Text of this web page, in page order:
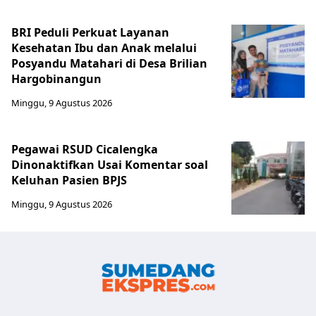
BRI Peduli Perkuat Layanan
Kesehatan Ibu dan Anak melalui
Posyandu Matahari di Desa Brilian
Hargobinangun
Minggu, 9 Agustus 2026
Pegawai RSUD Cicalengka
Dinonaktifkan Usai Komentar soal
Keluhan Pasien BPJS
Minggu, 9 Agustus 2026